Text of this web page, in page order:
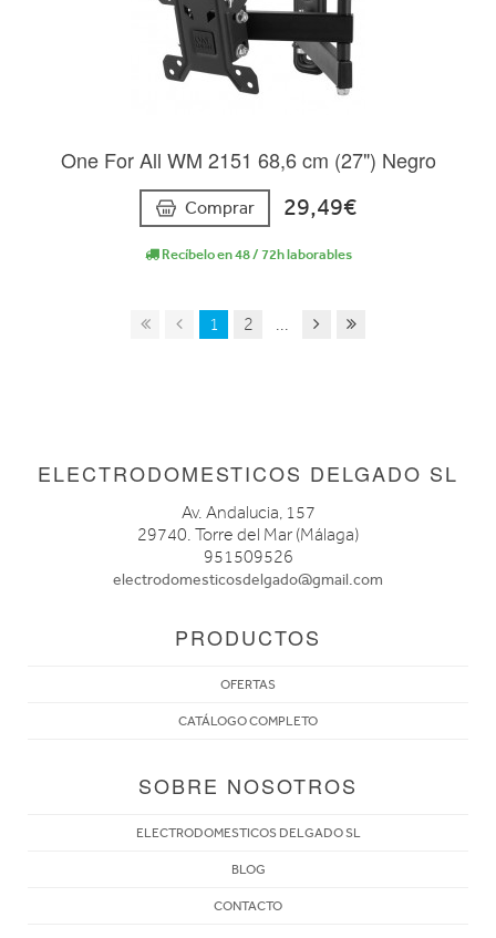
One For All WM 2151 68,6 cm (27") Negro
Comprar 29,49€
Recíbelo en 48 / 72h laborables
1 2 ...
ELECTRODOMESTICOS DELGADO SL
Av. Andalucia, 157
29740. Torre del Mar (Málaga)
951509526
electrodomesticosdelgado@gmail.com
PRODUCTOS
OFERTAS
CATÁLOGO COMPLETO
SOBRE NOSOTROS
ELECTRODOMESTICOS DELGADO SL
BLOG
CONTACTO